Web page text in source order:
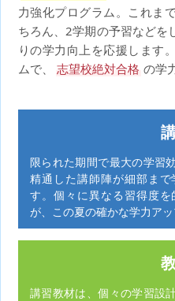
力強化プログラム。これま
ちろん、2学期の予習などを
りの学力向上を応援します
ムで、
志望校絶対合格 の学
限られた期間で最大の学習
精通した講師陣が細部ま
す。個々に異なる習得度
が、この夏の確かな学力アッ
講習教材は、個々の学習設